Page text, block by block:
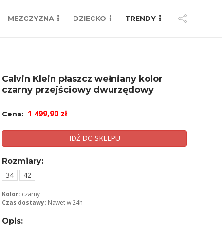
MEZCZYZNA DZIECKO TRENDY
Calvin Klein płaszcz wełniany kolor
czarny przejściowy dwurzędowy
Cena: 1 499,90 zł
IDŹ DO SKLEPU
Rozmiary:
34
42
Kolor: czarny
Czas dostawy: Nawet w 24h
Opis: